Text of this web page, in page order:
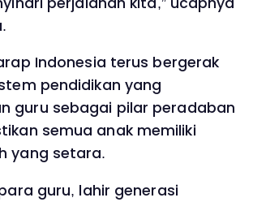
Indonesia terus bergerak
pendidikan yang
guru sebagai pilar peradaban
semua anak memiliki
yang setara.
guru, lahir generasi